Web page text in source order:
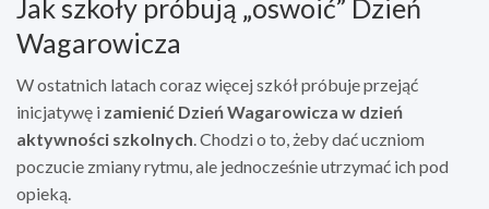
Jak szkoły próbują „oswoić” Dzień
Wagarowicza
W ostatnich latach coraz więcej szkół próbuje przejąć
inicjatywę i zamienić Dzień Wagarowicza w dzień
aktywności szkolnych . Chodzi o to, żeby dać uczniom
poczucie zmiany rytmu, ale jednocześnie utrzymać ich pod
opieką.